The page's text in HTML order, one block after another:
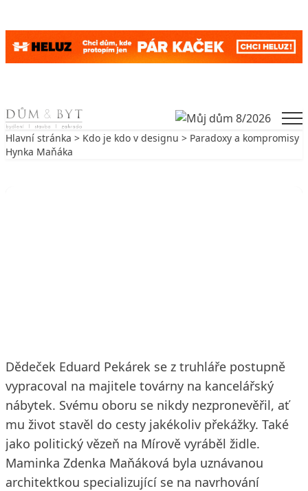
Skip to content
Hlavní stránka > Kdo je kdo v designu > Paradoxy a kompromisy
Hynka Maňáka
Dědeček Eduard Pekárek se z truhláře postupně
vypracoval na majitele továrny na kancelářský
nábytek. Svému oboru se nikdy nezpronevěřil, ať
mu život stavěl do cesty jakékoliv překážky. Také
jako politický vězeň na Mírově vyráběl židle.
Maminka Zdenka Maňáková byla uznávanou
architektkou specializující se na navrhování